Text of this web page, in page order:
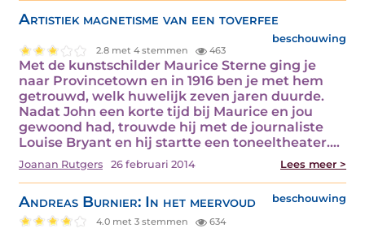
Artistiek magnetisme van een toverfee
beschouwing
2.8 met 4 stemmen 463
Met de kunstschilder Maurice Sterne ging je
naar Provincetown en in 1916 ben je met hem
getrouwd, welk huwelijk zeven jaren duurde.
Nadat John een korte tijd bij Maurice en jou
gewoond had, trouwde hij met de journaliste
Louise Bryant en hij startte een toneeltheater.…
Joanan Rutgers 26 februari 2014 Lees meer >
Andreas Burnier: In het meervoud beschouwing
4.0 met 3 stemmen 634